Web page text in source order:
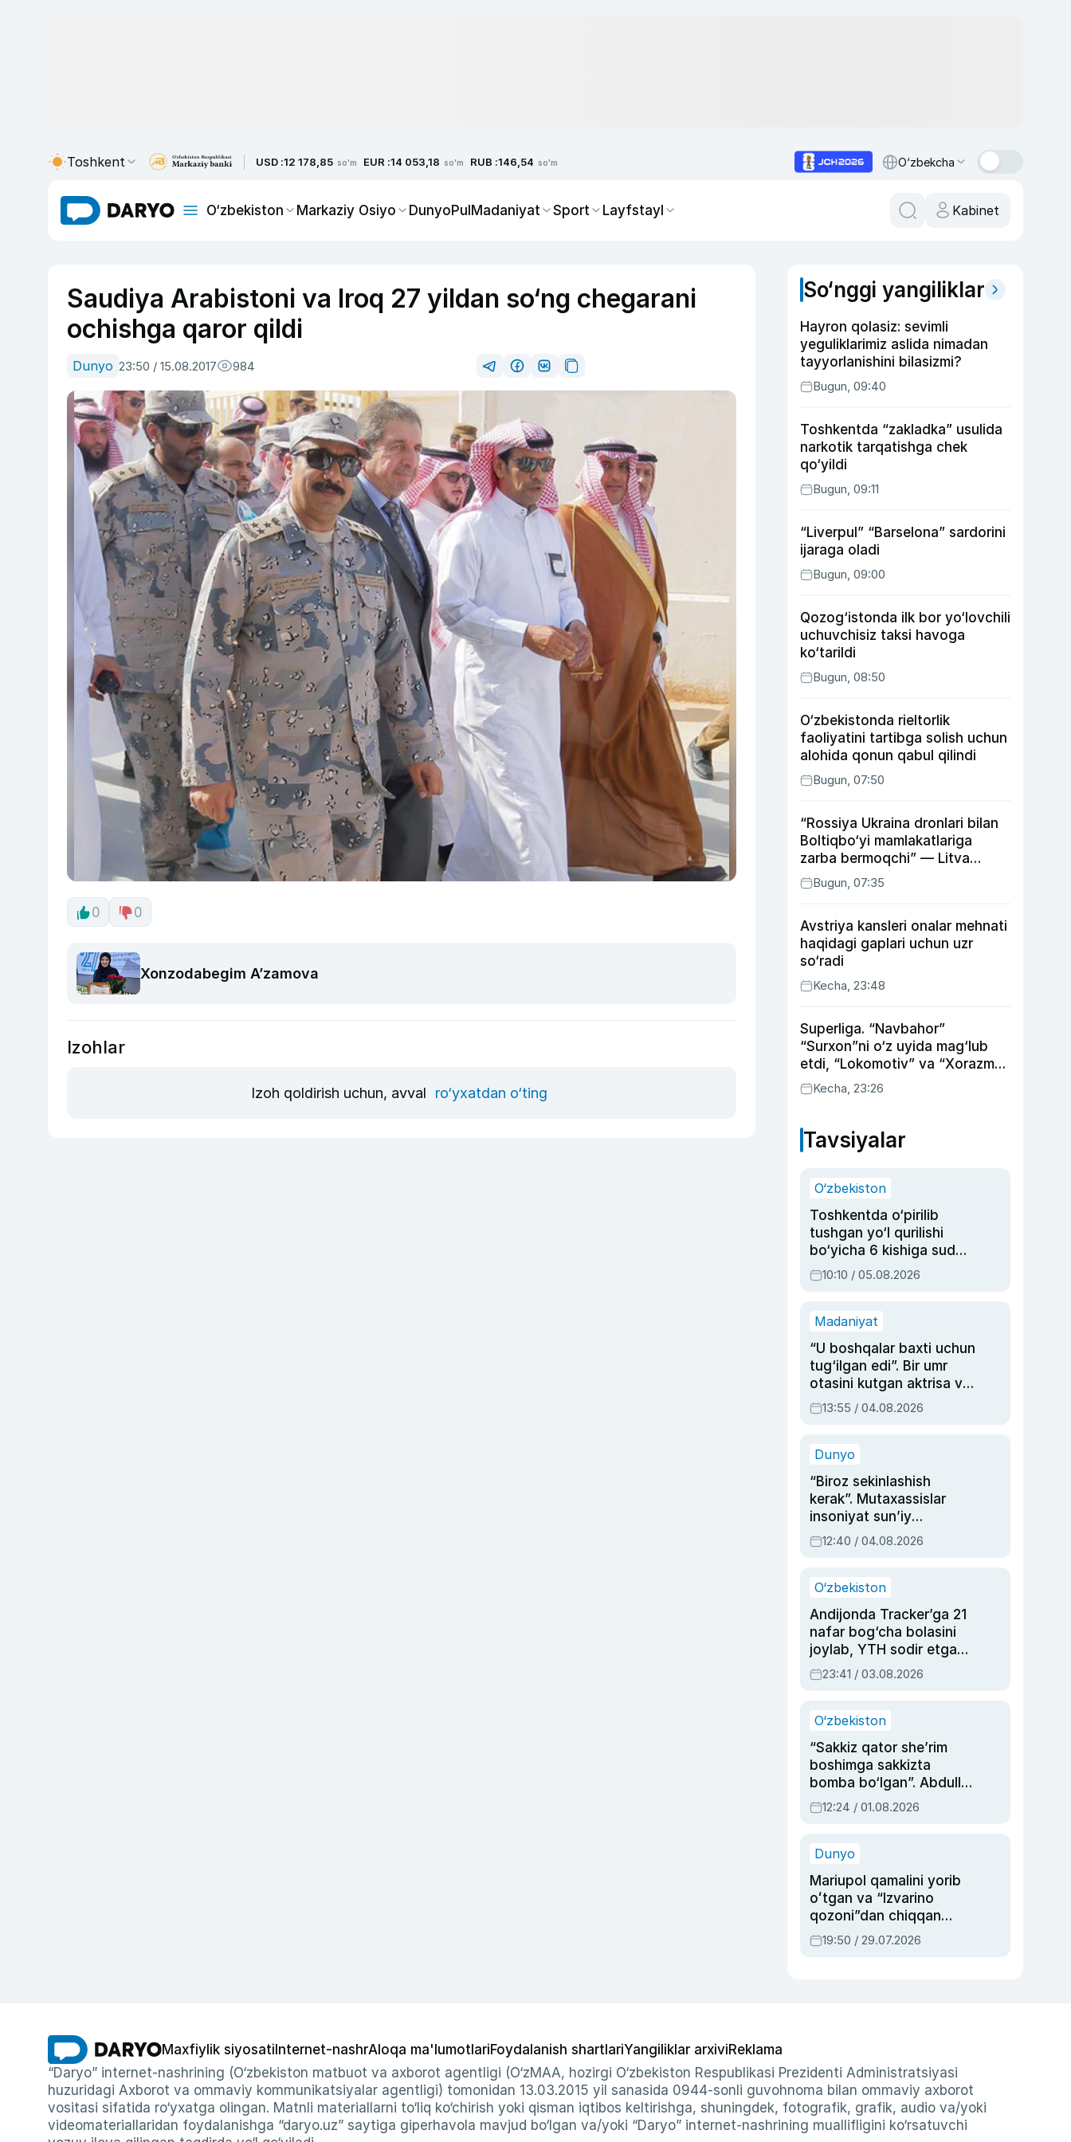
Toshkent USD :12 178,85 so'm EUR :14 053,18 so'm RUB :146,54 so'm O‘zbekcha
O‘zbekiston Markaziy Osiyo DunyoPulMadaniyat Sport Layfstayl Kabinet
Saudiya Arabistoni va Iroq 27 yildan so‘ng chegarani
ochishga qaror qildi
Dunyo 23:50 / 15.08.2017 984
0 0
Xonzodabegim A’zamova
Izohlar
Izoh qoldirish uchun, avval ro‘yxatdan o‘ting
So‘nggi yangiliklar
Hayron qolasiz: sevimli
yeguliklarimiz aslida nimadan
tayyorlanishini bilasizmi?
Bugun, 09:40
Toshkentda “zakladka” usulida
narkotik tarqatishga chek
qo‘yildi
Bugun, 09:11
“Liverpul” “Barselona” sardorini
ijaraga oladi
Bugun, 09:00
Qozog‘istonda ilk bor yo‘lovchili
uchuvchisiz taksi havoga
ko‘tarildi
Bugun, 08:50
O‘zbekistonda rieltorlik
faoliyatini tartibga solish uchun
alohida qonun qabul qilindi
Bugun, 07:50
“Rossiya Ukraina dronlari bilan
Boltiqbo‘yi mamlakatlariga
zarba bermoqchi” — Litva
mudofaa vaziri
Bugun, 07:35
Avstriya kansleri onalar mehnati
haqidagi gaplari uchun uzr
so‘radi
Kecha, 23:48
Superliga. “Navbahor”
“Surxon”ni o‘z uyida mag‘lub
etdi, “Lokomotiv” va “Xorazm”
uyda g‘alaba qozondi
Kecha, 23:26
Tavsiyalar
O‘zbekiston
Toshkentda o‘pirilib
tushgan yo‘l qurilishi
bo‘yicha 6 kishiga sud
hukmi o‘qildi
10:10 / 05.08.2026
Madaniyat
“U boshqalar baxti uchun
tug‘ilgan edi”. Bir umr
otasini kutgan aktrisa va
dublyaj ustasi Rimma
Ahmedovaning
13:55 / 04.08.2026
Dunyo
“Biroz sekinlashish
kerak”. Mutaxassislar
insoniyat sun’iy
intellektni boshqara
olmay qolishidan xavotir
12:40 / 04.08.2026
O‘zbekiston
Andijonda Tracker’ga 21
nafar bog‘cha bolasini
joylab, YTH sodir etgan
ayolga sud hukmi o‘qildi
23:41 / 03.08.2026
O‘zbekiston
“Sakkiz qator she’rim
boshimga sakkizta
bomba bo‘lgan”. Abdulla
Oripovni siyosiy
ayblovlardan asrab
12:24 / 01.08.2026
Dunyo
Mariupol qamalini yorib
oʻtgan va “Izvarino
qozoni”dan chiqqan
qahramon — Ukraina
armiyasi bosh
19:50 / 29.07.2026
Maxfiylik siyosati Internet-nashrAloqa ma'lumotlariFoydalanish shartlariYangiliklar arxiviReklama
“Daryo” internet-nashrining (O‘zbekiston matbuot va axborot agentligi (O‘zMAA, hozirgi O‘zbekiston Respublikasi Prezidenti Administratsiyasi
huzuridagi Axborot va ommaviy kommunikatsiyalar agentligi) tomonidan 13.03.2015 yil sanasida 0944-sonli guvohnoma bilan ommaviy axborot
vositasi sifatida ro‘yxatga olingan. Matnli materiallarni to‘liq ko‘chirish yoki qisman iqtibos keltirishga, shuningdek, fotografik, grafik, audio va/yoki
videomateriallaridan foydalanishga “daryo.uz” saytiga giperhavola mavjud bo‘lgan va/yoki “Daryo” internet-nashrining muallifligini ko‘rsatuvchi